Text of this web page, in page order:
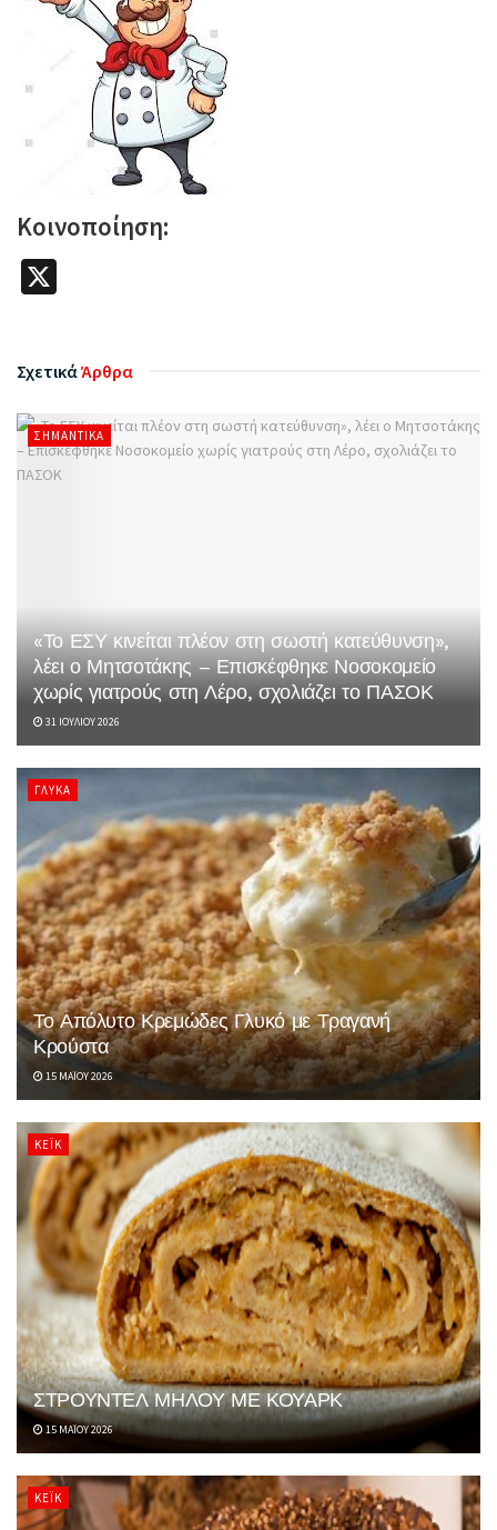
Κοινοποίηση:
ΣχετικάΆρθρα
ΣΗΜΑΝΤΙΚΆ
«Το ΕΣΥ κινείται πλέον στη σωστή κατεύθυνση»,
λέει ο Μητσοτάκης – Επισκέφθηκε Νοσοκομείο
χωρίς γιατρούς στη Λέρο, σχολιάζει το ΠΑΣΟΚ
31 ΙΟΥΛΊΟΥ 2026
ΓΛΥΚΆ
Το Απόλυτο Κρεμώδες Γλυκό με Τραγανή
Κρούστα
15 ΜΑΪ́ΟΥ 2026
ΚΈΙΚ
ΣΤΡΟΥΝΤΕΛ ΜΗΛΟΥ ΜΕ ΚΟΥΑΡΚ
15 ΜΑΪ́ΟΥ 2026
ΚΈΙΚ